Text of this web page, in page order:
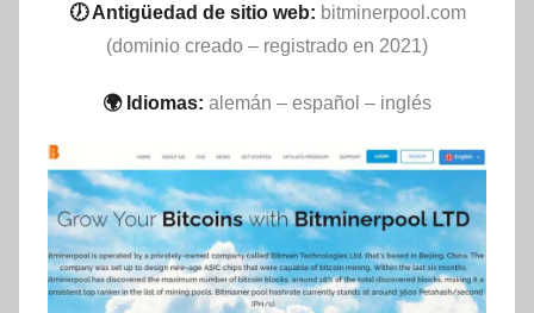
🕖 Antigüedad de sitio web: bitminerpool.com
(dominio creado – registrado en 2021)
🌍 Idiomas: alemán – español – inglés